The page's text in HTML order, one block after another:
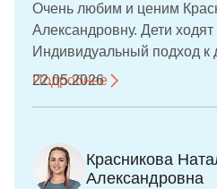
Очень любим и ценим
Александровну. Дети ходят
Индивидуальный подход к
атмосфера! Лечим зубки
Подробнее
22.05.2026
Красникова
Александровна